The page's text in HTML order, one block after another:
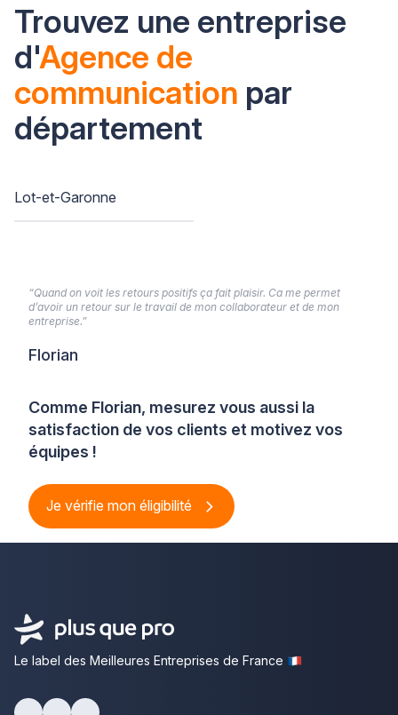
Trouvez une entreprise
d'Agence de
communication par
département
Lot-et-Garonne
Comme Florian, mesurez vous aussi la
satisfaction de vos clients et motivez vos
équipes !
Je vérifie mon éligibilité
“Quand on voit les retours positifs ça fait plaisir. Ca me permet
d’avoir un retour sur le travail de mon collaborateur et de mon
entreprise.”
Florian
Le label des Meilleures Entreprises de France